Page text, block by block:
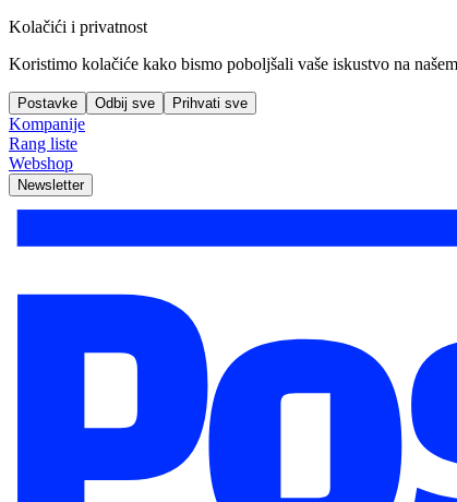
Kolačići i privatnost
Koristimo kolačiće kako bismo poboljšali vaše iskustvo na
Postavke Odbij sve Prihvati sve
Kompanije
Rang liste
Webshop
Newsletter